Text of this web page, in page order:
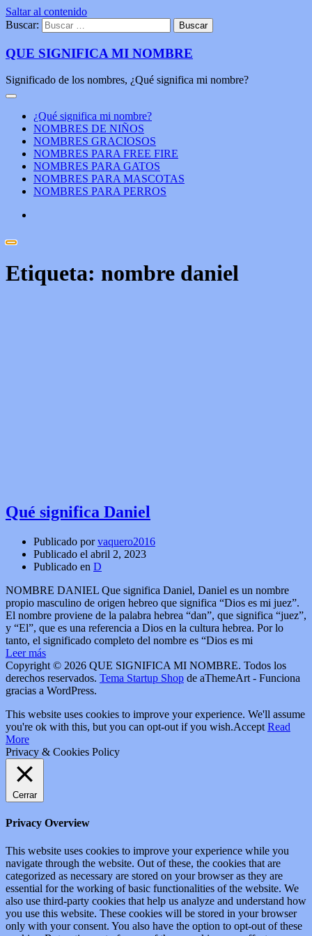
Saltar al contenido
Buscar:
QUE SIGNIFICA MI NOMBRE
Significado de los nombres, ¿Qué significa mi nombre?
¿Qué significa mi nombre?
NOMBRES DE NIÑOS
NOMBRES GRACIOSOS
NOMBRES PARA FREE FIRE
NOMBRES PARA GATOS
NOMBRES PARA MASCOTAS
NOMBRES PARA PERROS
Etiqueta: nombre daniel
Qué significa Daniel
Publicado porvaquero2016
Publicado el abril 2, 2023
Publicado en D
NOMBRE DANIEL Que significa Daniel, Daniel es un nombre
propio masculino de origen hebreo que significa “Dios es mi juez”.
El nombre proviene de la palabra hebrea “dan”, que significa “juez”,
y “El”, que es una referencia a Dios en la cultura hebrea. Por lo
tanto, el significado completo del nombre es “Dios es mi
Leer más
Copyright © 2026 QUE SIGNIFICA MI NOMBRE. Todos los
derechos reservados. Tema Startup Shop de aThemeArt - Funciona
gracias a WordPress.
This website uses cookies to improve your experience. We'll assume
you're ok with this, but you can opt-out if you wish.Accept Read
More
Privacy & Cookies Policy
Cerrar
Privacy Overview
This website uses cookies to improve your experience while you
navigate through the website. Out of these, the cookies that are
categorized as necessary are stored on your browser as they are
essential for the working of basic functionalities of the website. We
also use third-party cookies that help us analyze and understand how
you use this website. These cookies will be stored in your browser
only with your consent. You also have the option to opt-out of these